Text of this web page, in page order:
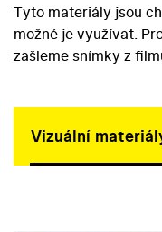
Tyto materiály jsou
možné je využívat.
zašleme snímky z
Vizuální